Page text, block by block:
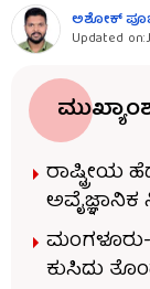
ಅಶೋಕ್​
Updated on:
ರಾಷ್ಟ್ರೀಯ
ಮಂಗಳೂರು-
ಕುಸಿದು